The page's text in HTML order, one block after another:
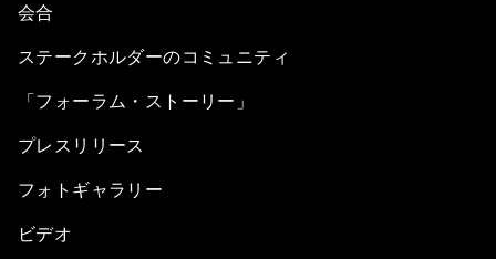
会合
ステークホルダーのコミュニティ
「フォーラム・ストーリー」
プレスリリース
フォトギャラリー
ビデオ